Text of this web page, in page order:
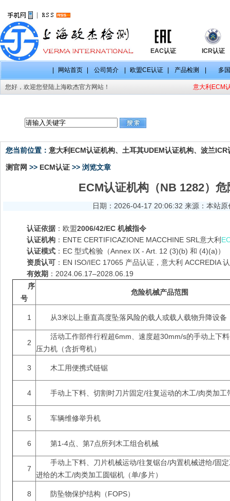
EAC认证 ICR认证
网站首页 公司简介 欧盟CE认证 产品检测 多
您好，欢迎您登陆上海欧杰官方网站！ 意大利ECM
您当前位置： 意大利ECM认证机构、土耳其UDEM认证机构、波兰
测官网 >> ECM认证 >> 浏览文章
ECM认证机构（NB 1282）
日期：2026-04-17 20:06:32 来源：本站
认证依据 ：欧盟2006/42/EC 机械指令
认证机构 ：ENTE CERTIFICAZIONE MACCHINE SRL意大利
认证模式 ：EC 型式检验（Annex IX - Art. 12 (3)(b) 和 (4)(a)）
资质认可 ：EN ISO/IEC 17065 产品认证，意大利 ACCREDIA
有效期 ：2024.06.17–2028.06.19
序
号
危险机械产品范围
1 从3米以上垂直高度坠落风险的载人或载人载物升降设备
2
活动工作部件行程超6mm、速度超30mm/s的手动上下
压力机（含折弯机）
3 木工用便携式链锯
4 手动上下料、切割时刀片固定/往复运动的木工/肉类加工
5 车辆维修举升机
6 第1-4点、第7点所列木工组合机械
7
手动上下料、刀片机械运动/往复锯台/内置机械进给/固
进给的木工/肉类加工圆锯机（单/多片）
8 防坠物保护结构（FOPS）